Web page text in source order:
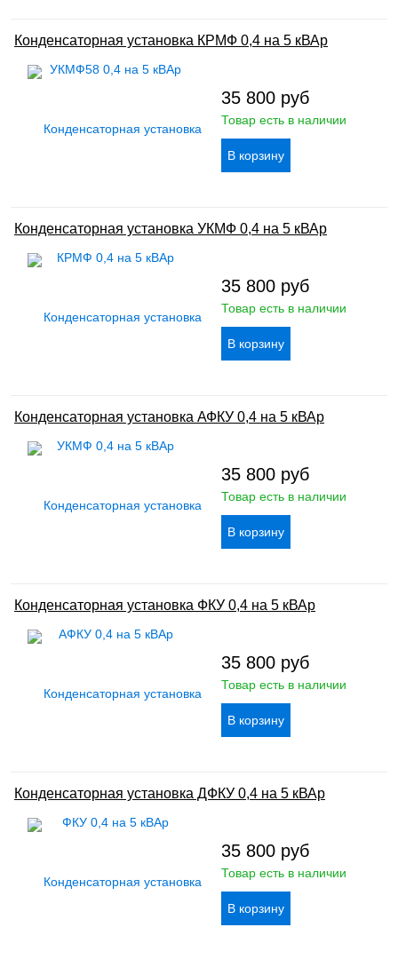
Конденсаторная установка КРМФ 0,4 на 5 кВАр
35 800 руб
Товар есть в наличии
Конденсаторная установка УКМФ 0,4 на 5 кВАр
35 800 руб
Товар есть в наличии
Конденсаторная установка АФКУ 0,4 на 5 кВАр
35 800 руб
Товар есть в наличии
Конденсаторная установка ФКУ 0,4 на 5 кВАр
35 800 руб
Товар есть в наличии
Конденсаторная установка ДФКУ 0,4 на 5 кВАр
35 800 руб
Товар есть в наличии